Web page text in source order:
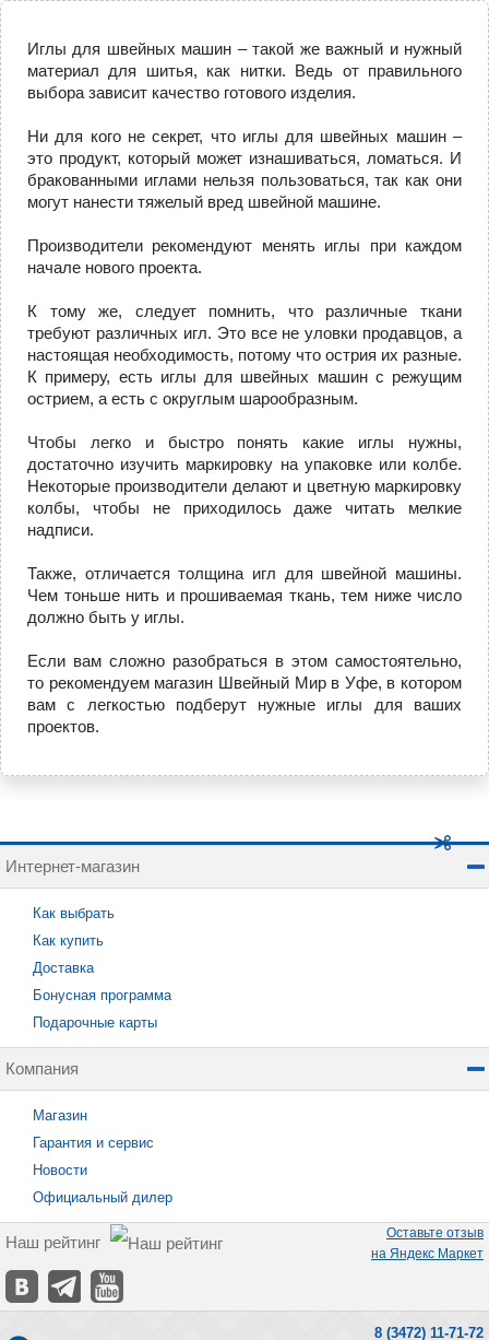
Иглы для швейных машин – такой же важный и нужный
материал для шитья, как нитки. Ведь от правильного
выбора зависит качество готового изделия.
Ни для кого не секрет, что иглы для швейных машин –
это продукт, который может изнашиваться, ломаться. И
бракованными иглами нельзя пользоваться, так как они
могут нанести тяжелый вред швейной машине.
Производители рекомендуют менять иглы при каждом
начале нового проекта.
К тому же, следует помнить, что различные ткани
требуют различных игл. Это все не уловки продавцов, а
настоящая необходимость, потому что острия их разные.
К примеру, есть иглы для швейных машин с режущим
острием, а есть с округлым шарообразным.
Чтобы легко и быстро понять какие иглы нужны,
достаточно изучить маркировку на упаковке или колбе.
Некоторые производители делают и цветную маркировку
колбы, чтобы не приходилось даже читать мелкие
надписи.
Также, отличается толщина игл для швейной машины.
Чем тоньше нить и прошиваемая ткань, тем ниже число
должно быть у иглы.
Если вам сложно разобраться в этом самостоятельно,
то рекомендуем магазин Швейный Мир в Уфе, в котором
вам с легкостью подберут нужные иглы для ваших
проектов.
Интернет-магазин
Как выбрать
Как купить
Доставка
Бонусная программа
Подарочные карты
Компания
Магазин
Гарантия и сервис
Новости
Официальный дилер
Наш рейтинг
Оставьте отзыв
на Яндекс Маркет
8 (3472) 11-71-72